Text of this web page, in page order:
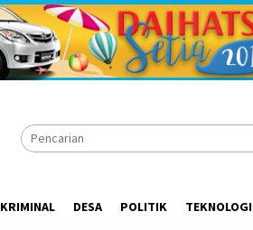
KRIMINAL DESA POLITIK TEKNOLOGI